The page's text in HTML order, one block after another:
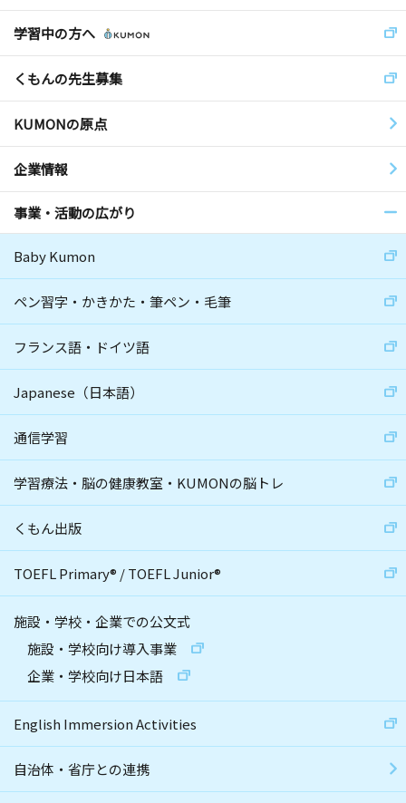
学習中の方へ
くもんの先生募集
KUMONの原点
企業情報
事業・活動の広がり
Baby Kumon
ペン習字・かきかた・筆ペン・毛筆
フランス語・ドイツ語
Japanese（日本語）
通信学習
学習療法・脳の健康教室・KUMONの脳トレ
くもん出版
TOEFL Primary® /TOEFL Junior®
施設・学校・企業での公文式
施設・学校向け導入事業
企業・学校向け日本語
English Immersion Activities
自治体・省庁との連携